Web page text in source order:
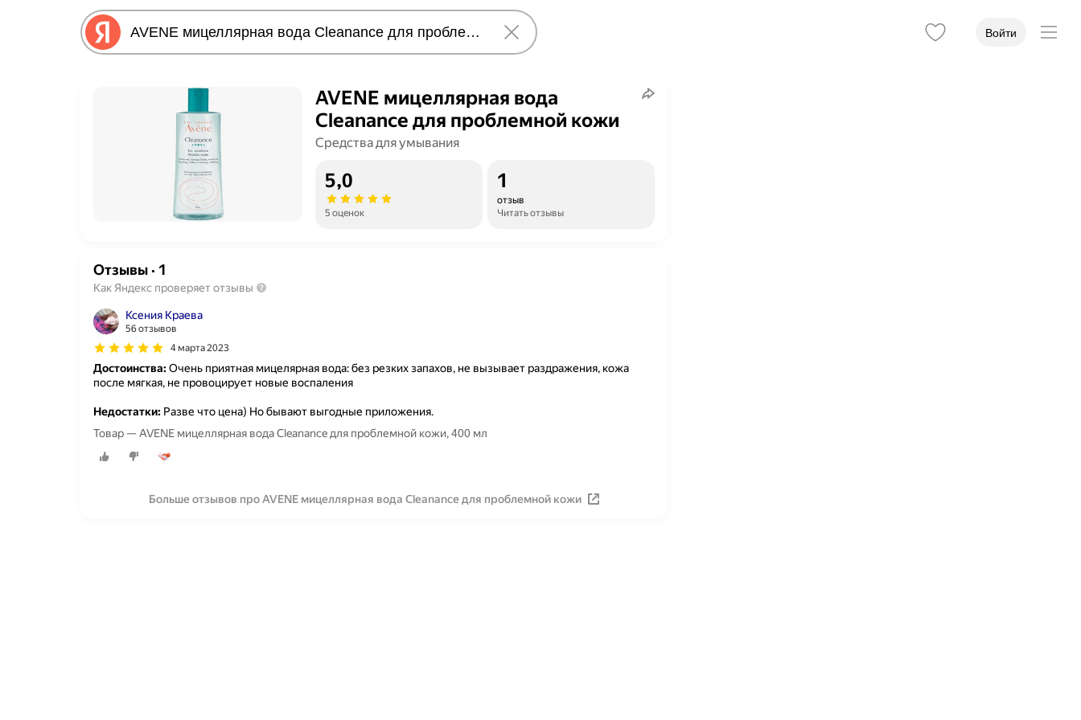
Войти
AVENE мицеллярная вода
Cleananсe для проблемной кожи
Средства для умывания
5,0
5 оценок
1
отзыв
Читать отзывы
Отзывы· 1
Как Яндекс проверяет отзывы
Ксения Краева
56 отзывов
4 марта 2023
Достоинства:Очень приятная мицелярная вода: без резких запахов, не вызывает раздражения, кожа
после мягкая, не провоцирует новые воспаления
Недостатки: Разве что цена) Но бывают выгодные приложения.
Товар — AVENE мицеллярная вода Cleananсe для проблемной кожи, 400 мл
Больше отзывов про AVENE мицеллярная вода Cleananсe для проблемной кожи